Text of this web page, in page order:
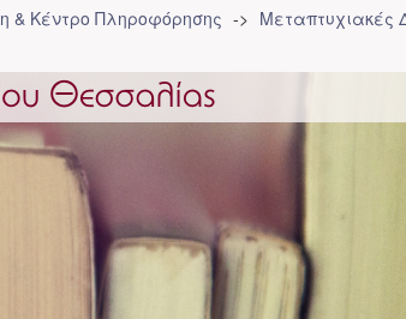
& Κέντρο Πληροφόρησης
Μεταπτυχιακές